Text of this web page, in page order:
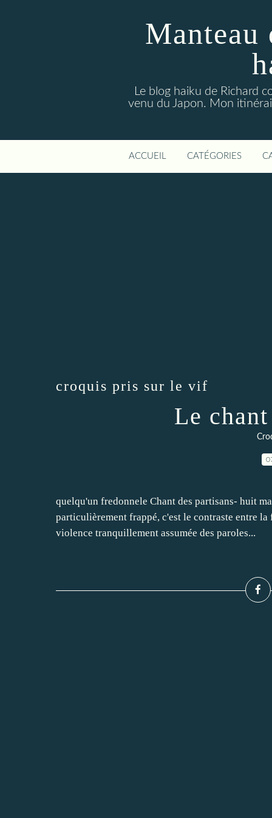
Le blog haiku de Richard
venu du Japon. Mon
ACCUEIL CATÉGORIES
croquis pris sur le vif
Le
quelqu'un fredonnele Chant des partisans- huit
particulièrement frappé, c'est le contraste entre
violence tranquillement assumée des paroles...